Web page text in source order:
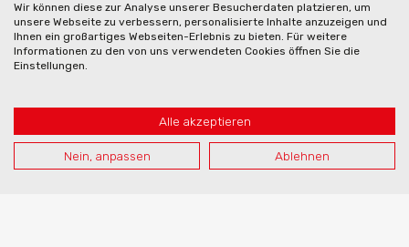
Wir können diese zur Analyse unserer Besucherdaten platzieren, um
unsere Webseite zu verbessern, personalisierte Inhalte anzuzeigen und
Ihnen ein großartiges Webseiten-Erlebnis zu bieten. Für weitere
Informationen zu den von uns verwendeten Cookies öffnen Sie die
Einstellungen.
Alle akzeptieren
Nein, anpassen Ablehnen